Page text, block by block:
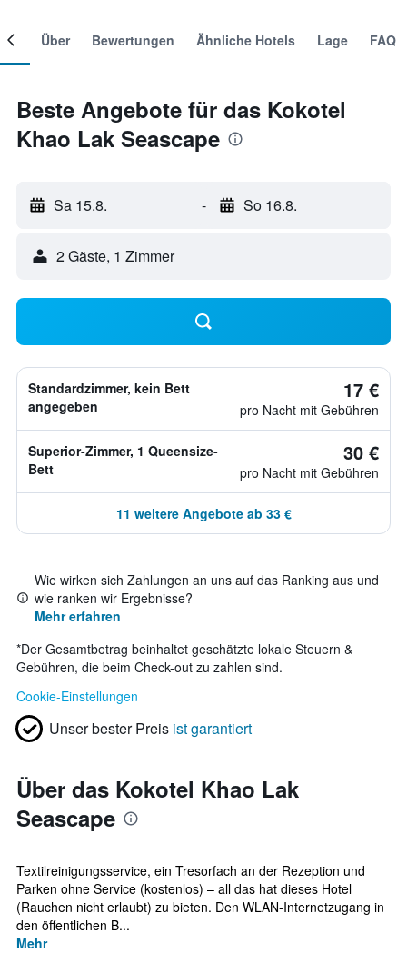
Über Bewertungen Ähnliche Hotels Lage FAQ
Beste Angebote für das Kokotel
Khao Lak Seascape
Sa 15.8. - So 16.8.
2 Gäste, 1 Zimmer
Standardzimmer, kein Bett
angegeben
17 €
pro Nacht mit Gebühren
Superior-Zimmer, 1 Queensize-
Bett
30 €
pro Nacht mit Gebühren
11 weitere Angebote ab 33 €
Wie wirken sich Zahlungen an uns auf das Ranking aus und
wie ranken wir Ergebnisse?
Mehr erfahren
*Der Gesamtbetrag beinhaltet geschätzte lokale Steuern &
Gebühren, die beim Check-out zu zahlen sind.
Cookie-Einstellungen
Unser bester Preis ist garantiert
Über das Kokotel Khao Lak
Seascape
Textilreinigungsservice, ein Tresorfach an der Rezeption und
Parken ohne Service (kostenlos) – all das hat dieses Hotel
(Rauchen nicht erlaubt) zu bieten. Den WLAN-Internetzugang in
den öffentlichen B...
Mehr